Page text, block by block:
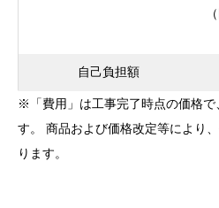
自己負担額
※「費用」は工事完了時点の価格
す。 商品および価格改定等により
ります。